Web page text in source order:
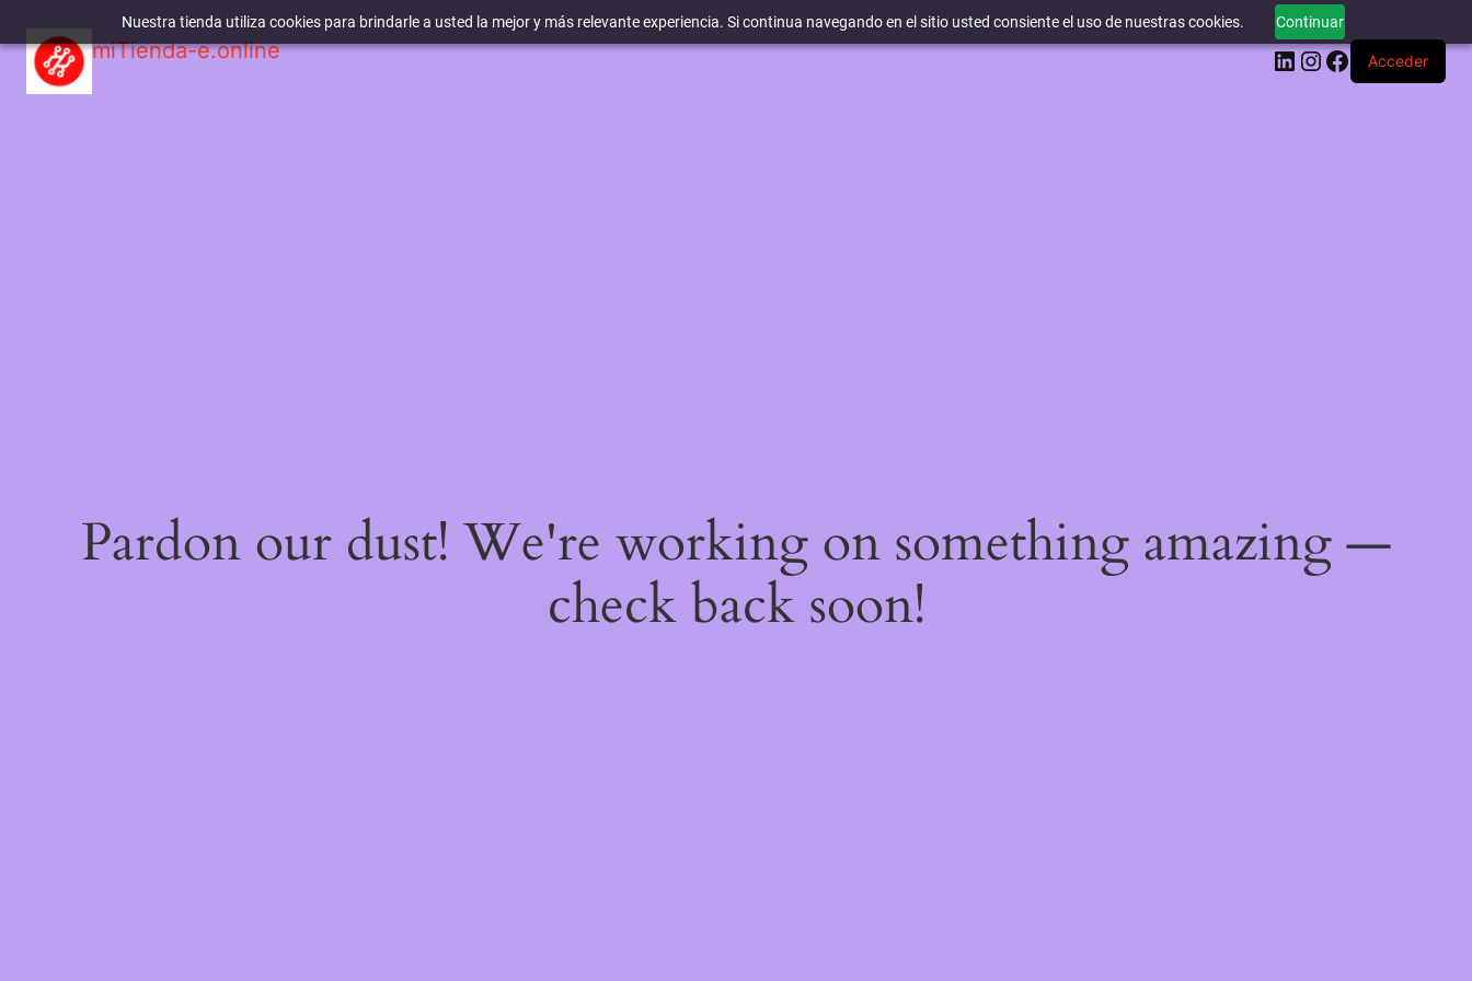
Nuestra tienda utiliza cookies para brindarle a usted la mejor y más relevante experiencia. Si continua navegando en el sitio usted consiente el uso de nuestras cookies. Continuar
miTienda-e.online LinkedIn
Instagram
Facebook
Acceder
Pardon our dust! We're working on something amazing —
check back soon!